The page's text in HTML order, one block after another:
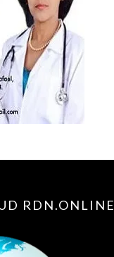
RDN.ONLINE